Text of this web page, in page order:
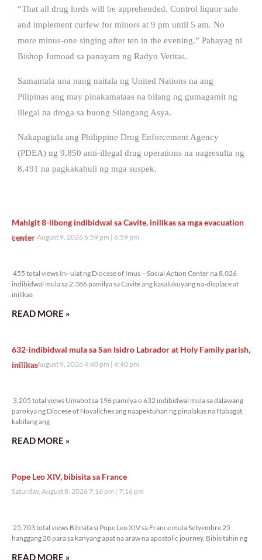
“That all drug lords will be apprehended. Control liquor sale
and implement curfew for minors at 9 pm until 5 am. No
more minus-one singing after ten in the evening.” Pahayag ni
Bishop Jumoad sa panayam ng Radyo Veritas.
Samantala una nang naitala ng United Nations na ang
Pilipinas ang may pinakamataas na bilang ng gumagamit ng
illegal na droga sa buong Silangang Asya.
Nakapagtala ang Philippine Drug Enforcement Agency
(PDEA) ng 9,850 anti-illegal drug operations na nagresulta ng
8,491 na pagkakahuli ng mga suspek.
Mahigit 8-libong indibidwal sa Cavite, inilikas sa mga evacuation
center
Sunday, August 9, 2026 6:59 pm 6:59 pm
455 total views Ini-ulat ng Diocese of Imus – Social Action Center na 8,026
indibidwal mula sa 2,386 pamilya sa Cavite ang kasalukuyang na-displace at
inilikas
READ MORE »
632-indibidwal mula sa San Isidro Labrador at Holy Family parish,
inilikas
Sunday, August 9, 2026 4:40 pm 4:40 pm
3,205 total views Umabot sa 196 pamilya o 632 indibidwal mula sa dalawang
parokya ng Diocese of Novaliches ang naapektuhan ng pinalakas na Habagat,
kabilang ang
READ MORE »
Pope Leo XIV, bibisita sa France
Saturday, August 8, 2026 7:16 pm 7:16 pm
25,703 total views Bibisita si Pope Leo XIV sa France mula Setyembre 25
hanggang 28 para sa kanyang apat na araw na apostolic journey. Bibisitahin ng
READ MORE »